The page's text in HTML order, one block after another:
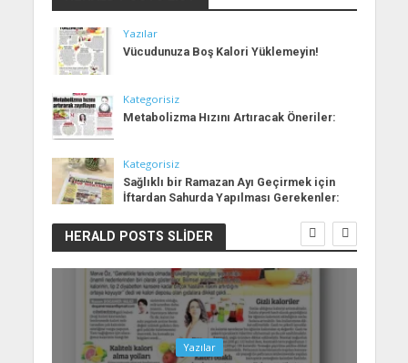
Yazılar
Vücudunuza Boş Kalori Yüklemeyin!
Kategorisiz
Metabolizma Hızını Artıracak Öneriler:
Kategorisiz
Sağlıklı bir Ramazan Ayı Geçirmek için
İftardan Sahurda Yapılması Gerekenler:
HERALD POSTS SLIDER
Yazılar